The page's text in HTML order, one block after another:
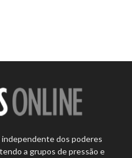
dos poderes
a grupos de pressão e